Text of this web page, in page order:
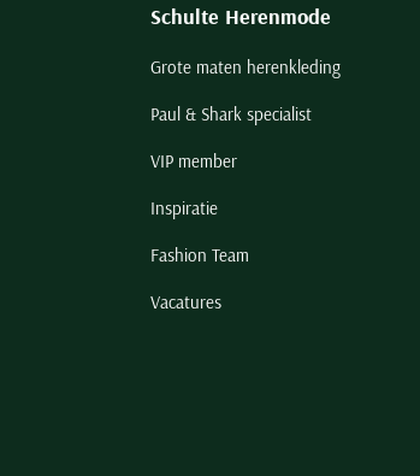
Schulte Herenmode
Grote maten herenkleding
Paul & Shark specialist
VIP member
Inspiratie
Fashion Team
Vacatures